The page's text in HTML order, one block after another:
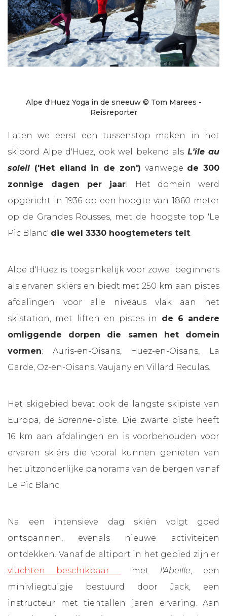
Alpe d'Huez Yoga in de sneeuw © Tom Marees -
Reisreporter
Laten we eerst een tussenstop maken in het
skioord Alpe d'Huez, ook wel bekend als L'île au
soleil ('Het eiland in de zon') vanwege de 300
zonnige dagen per jaar! Het domein werd
opgericht in 1936 op een hoogte van 1860 meter
op de Grandes Rousses, met de hoogste top 'Le
Pic Blanc' die wel 3330 hoogtemeters telt
Alpe d'Huez is toegankelijk voor zowel beginners
als ervaren skiërs en biedt met 250 km aan pistes
afdalingen voor alle niveaus vlak aan het
skistation, met liften en pistes in de 6 andere
omliggende dorpen die samen het domein
vormen: Auris-en-Oisans, Huez-en-Oisans, La
Garde, Oz-en-Oisans, Vaujany en Villard Reculas.
Het skigebied bevat ook de langste skipiste van
Europa, deSarenne-piste. Die zwarte piste heeft
16 km aan afdalingen en is voorbehouden voor
ervaren skiërs die vooral kunnen genieten van
het uitzonderlijke panorama van de bergen vanaf
Le Pic Blanc.
Na een intensieve dag skiën volgt goed
ontspannen, evenals nieuwe activiteiten
ontdekken. Vanaf de altiport in het gebied zijn er
vluchten beschikbaar
met l'Abeille , een
minivliegtuigje bestuurd door Jack, een
instructeur met tientallen jaren ervaring. Aan